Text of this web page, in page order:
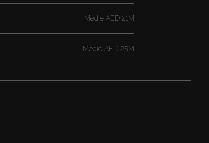
MedieAED 21M
MedieAED 25M